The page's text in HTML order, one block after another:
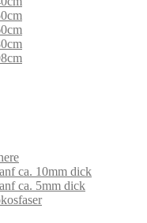
ca. 10mm dick
ca. 5mm dick